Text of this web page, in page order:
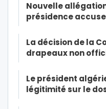
Nouvelle
présidence
La décision de la
drapeaux non
Le président
légitimité sur le